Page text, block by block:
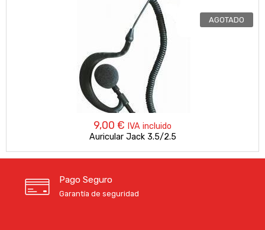
AGOTADO
9,00 € IVA incluido
Auricular Jack 3.5/2.5
Pago Seguro
Garantía de seguridad